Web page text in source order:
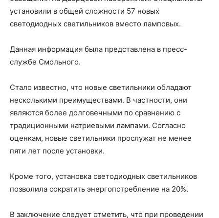
установили в общей сложности 57 новых
светодиодных светильников вместо ламповых.
Данная информация была представлена в пресс-
службе Смольного.
Стало известно, что новые светильники обладают
несколькими преимуществами. В частности, они
являются более долговечными по сравнению с
традиционными натриевыми лампами. Согласно
оценкам, новые светильники прослужат не менее
пяти лет после установки.
Кроме того, установка светодиодных светильников
позволила сократить энергопотребление на 20%.
В заключение следует отметить, что при проведении